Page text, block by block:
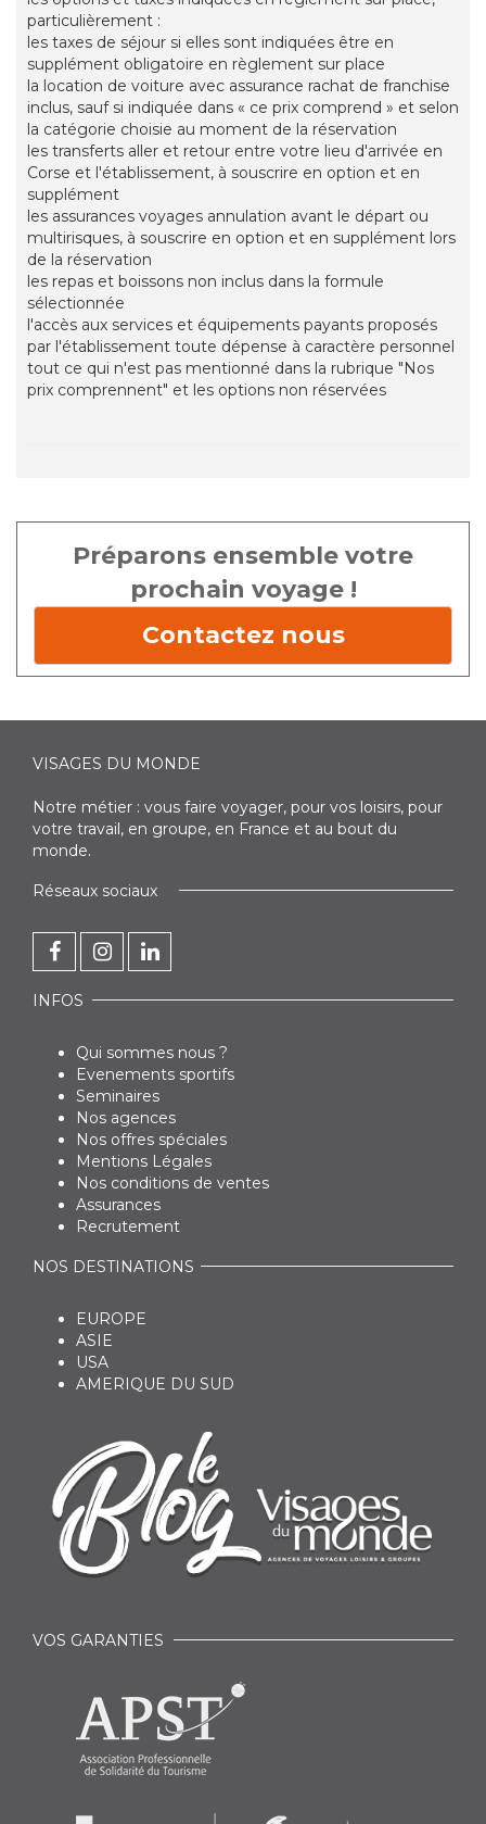
particulièrement :
les taxes de séjour si elles sont indiquées être en
supplément obligatoire en règlement sur place
la location de voiture avec assurance rachat de franchise
inclus, sauf si indiquée dans « ce prix comprend » et selon
la catégorie choisie au moment de la réservation
les transferts aller et retour entre votre lieu d'arrivée en
Corse et l'établissement, à souscrire en option et en
supplément
les assurances voyages annulation avant le départ ou
multirisques, à souscrire en option et en supplément lors
de la réservation
les repas et boissons non inclus dans la formule
sélectionnée
l'accès aux services et équipements payants proposés
par l'établissement toute dépense à caractère personnel
tout ce qui n'est pas mentionné dans la rubrique "Nos
prix comprennent" et les options non réservées
Préparons ensemble votre
prochain voyage !
Contactez nous
VISAGES DU MONDE
Notre métier : vous faire voyager, pour vos loisirs, pour
votre travail, en groupe, en France et au bout du
monde.
Réseaux sociaux
INFOS
Qui sommes nous ?
Evenements sportifs
Seminaires
Nos agences
Nos offres spéciales
Mentions Légales
Nos conditions de ventes
Assurances
Recrutement
NOS DESTINATIONS
EUROPE
ASIE
USA
AMERIQUE DU SUD
VOS GARANTIES